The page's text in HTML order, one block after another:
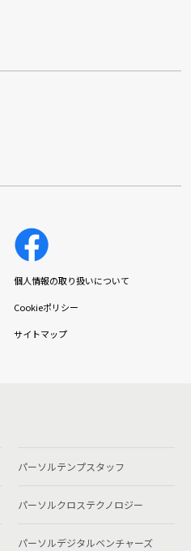
個人情報の取り扱いについて
Cookieポリシー
サイトマップ
パーソルテンプスタッフ
パーソルクロステクノロジー
パーソルデジタルベンチャーズ